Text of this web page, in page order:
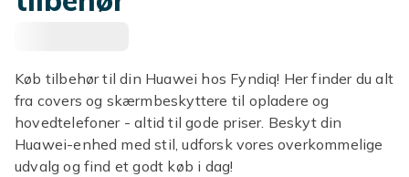
Køb tilbehør til din Huawei hos Fyndiq! Her finder du alt
fra covers og skærmbeskyttere til opladere og
hovedtelefoner - altid til gode priser. Beskyt din
Huawei-enhed med stil, udforsk vores overkommelige
udvalg og find et godt køb i dag!